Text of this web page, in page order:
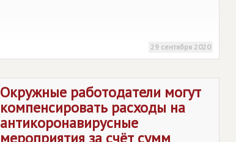
29 сентября 2020
Окружные работодатели могут
компенсировать расходы на
антикоронавирусные
мероприятия за счёт сумм